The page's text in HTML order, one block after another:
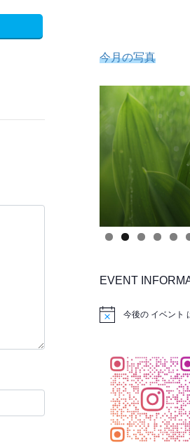
今月の写真
EVENT
今後の イベント